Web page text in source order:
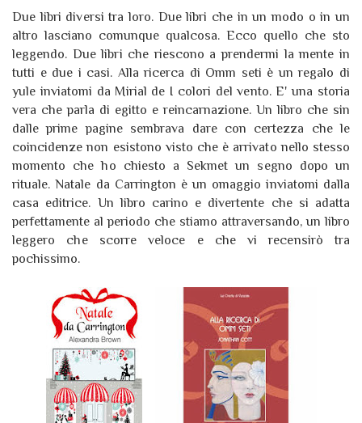
Due libri diversi tra loro. Due libri che in un modo o in un
altro lasciano comunque qualcosa. Ecco quello che sto
leggendo. Due libri che riescono a prendermi la mente in
tutti e due i casi. Alla ricerca di Omm seti è un regalo di
yule inviatomi da Mirial de I colori del vento. E' una storia
vera che parla di egitto e reincarnazione. Un libro che sin
dalle prime pagine sembrava dare con certezza che le
coincidenze non esistono visto che è arrivato nello stesso
momento che ho chiesto a Sekmet un segno dopo un
rituale. Natale da Carrington è un omaggio inviatomi dalla
casa editrice. Un libro carino e divertente che si adatta
perfettamente al periodo che stiamo attraversando, un libro
leggero che scorre veloce e che vi recensirò tra
pochissimo.